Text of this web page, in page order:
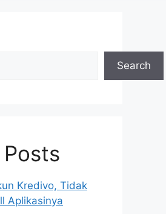
Search
Kredivo, Tidak
Aplikasinya